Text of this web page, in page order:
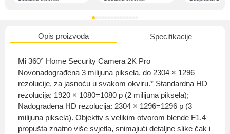
Opis proizvoda Specifikacije
Mi 360° Home Security Camera 2K Pro
Novonadograđena 3 milijuna piksela, do 2304 × 1296
rezolucije, za jasnoću u svakom okviru.* Standardna HD
rezolucija: 1920 × 1080=1080 p (2 milijuna piksela);
Nadograđena HD rezolucija: 2304 × 1296=1296 p (3
milijuna piksela). Objektiv s velikim otvorom blende F1.4
propušta znatno više svjetla, snimajući detaljne slike čak i
O nama
Privatnost kupca